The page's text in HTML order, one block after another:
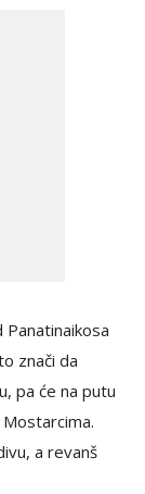
znači da
pa će na putu
a revanš